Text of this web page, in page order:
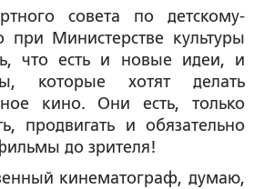
совета по детскому-
Министерстве культуры
что есть и новые идеи, и
которые хотят делать
кино. Они есть, только
продвигать и обязательно
до зрителя!
кинематограф, думаю,